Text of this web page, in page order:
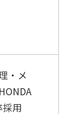
・メ
採用